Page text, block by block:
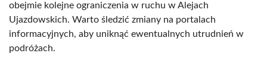
obejmie kolejne ograniczenia w ruchu w Alejach
Ujazdowskich. Warto śledzić zmiany na portalach
informacyjnych, aby uniknąć ewentualnych utrudnień w
podróżach.